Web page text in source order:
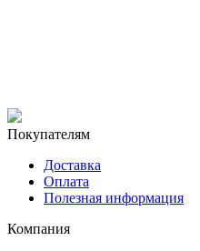
Покупателям
Доставка
Оплата
Полезная информация
Компания